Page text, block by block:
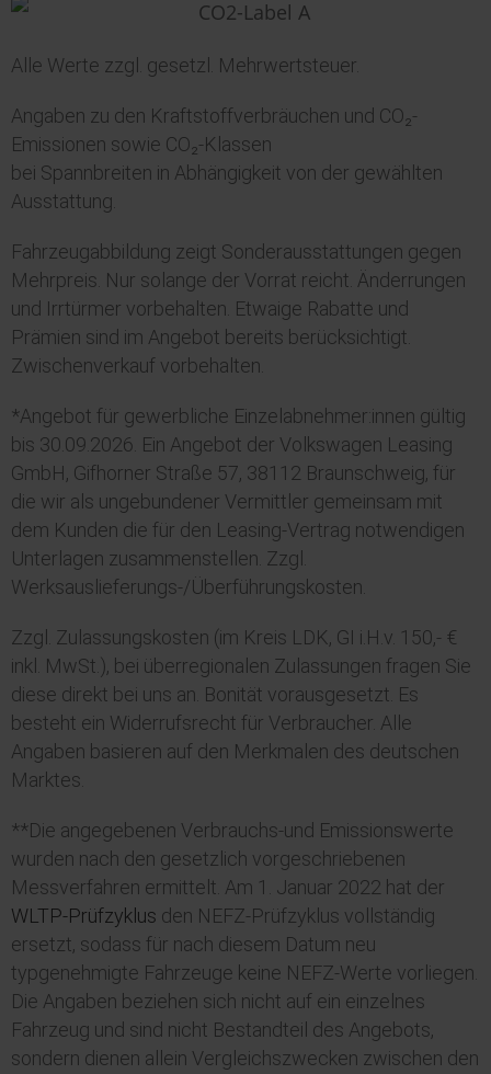
Alle Werte zzgl. gesetzl. Mehrwertsteuer.
Angaben zu den Kraftstoffverbräuchen und CO₂-
Emissionen sowie CO₂-Klassen
bei Spannbreiten in Abhängigkeit von der gewählten
Ausstattung.
Fahrzeugabbildung zeigt Sonderausstattungen gegen
Mehrpreis. Nur solange der Vorrat reicht. Änderrungen
und Irrtürmer vorbehalten. Etwaige Rabatte und
Prämien sind im Angebot bereits berücksichtigt.
Zwischenverkauf vorbehalten.
*Angebot für gewerbliche Einzelabnehmer:innen gültig
bis 30.09.2026. Ein Angebot der Volkswagen Leasing
GmbH, Gifhorner Straße 57, 38112 Braunschweig, für
die wir als ungebundener Vermittler gemeinsam mit
dem Kunden die für den Leasing-Vertrag notwendigen
Unterlagen zusammenstellen. Zzgl.
Werksauslieferungs-/Überführungskosten.
Zzgl. Zulassungskosten (im Kreis LDK, GI i.H.v. 150,- €
inkl. MwSt.), bei überregionalen Zulassungen fragen Sie
diese direkt bei uns an. Bonität vorausgesetzt. Es
besteht ein Widerrufsrecht für Verbraucher. Alle
Angaben basieren auf den Merkmalen des deutschen
Marktes.
**Die angegebenen Verbrauchs-und Emissionswerte
wurden nach den gesetzlich vorgeschriebenen
Messverfahren ermittelt. Am 1. Januar 2022 hat der
WLTP-Prüfzyklus den NEFZ-Prüfzyklus vollständig
ersetzt, sodass für nach diesem Datum neu
typgenehmigte Fahrzeuge keine NEFZ-Werte vorliegen.
Die Angaben beziehen sich nicht auf ein einzelnes
Fahrzeug und sind nicht Bestandteil des Angebots,
sondern dienen allein Vergleichszwecken zwischen den